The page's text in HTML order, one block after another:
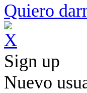
Quiero
Sign up
Nuevo